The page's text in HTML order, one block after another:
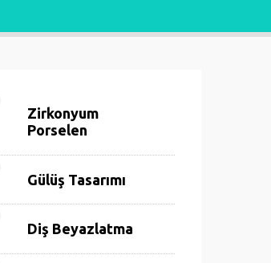
Zirkonyum
Porselen
Gülüş Tasarımı
Diş Beyazlatma